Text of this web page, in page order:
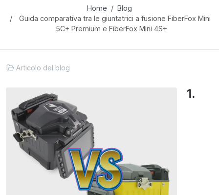
Home
Blog
Guida comparativa tra le giuntatrici a fusione FiberFox Mini
5C+ Premium e FiberFox Mini 4S+
Articolo del blog
1.